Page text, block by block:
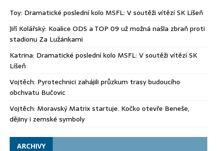
Toy: Dramatické poslední kolo MSFL: V soutěži vítězí SK Líšeň
Jiří Kolářský: Koalice ODS a TOP 09 už možná našla zbraň proti
stadionu Za Lužánkami
Katrina: Dramatické poslední kolo MSFL: V soutěži vítězí SK
Líšeň
Vojtěch: Pyrotechnici zahájili průzkum trasy budoucího
obchvatu Bučovic
Vojtěch: Moravský Matrix startuje. Kočko otevře Beneše,
dějiny i zemské symboly
ARCHIVY